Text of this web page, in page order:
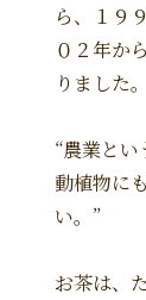
ら、１９
０２年か
りました。
“農業と
動植物に
い。”
お茶は、